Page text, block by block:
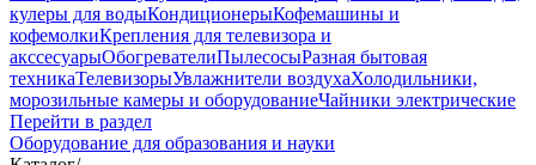
кулеры для водыКондиционерыКофемашины и
кофемолкиКрепления для телевизора и
акссесуарыОбогревателиПылесосыРазная бытовая
техникаТелевизорыУвлажнители воздухаХолодильники,
морозильные камеры и оборудованиеЧайники электрические
Перейти в раздел
Оборудование для образования и науки